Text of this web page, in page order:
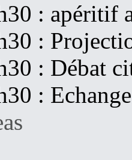
: apéritif
:
: Débat
: